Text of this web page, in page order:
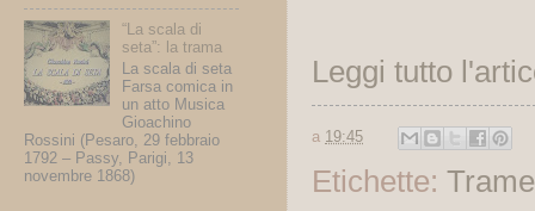
Leggi tutto
a 19:45
Etichette:
“La scala di
seta”: la trama
La scala di seta
Farsa comica in
un atto Musica
Gioachino
Rossini (Pesaro, 29 febbraio
1792 – Passy, Parigi, 13
novembre 1868)